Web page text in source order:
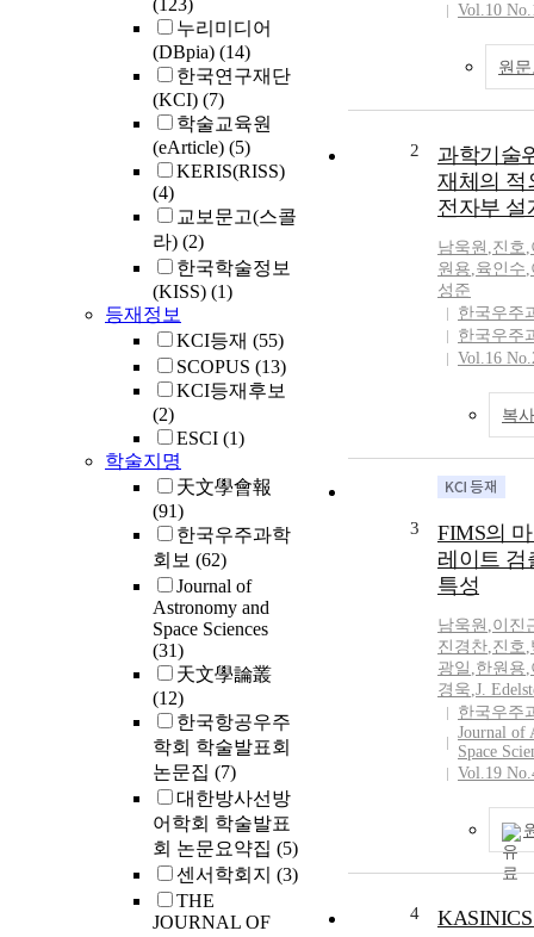
(123)
누리미디어
(DBpia) (14)
한국연구재단
(KCI) (7)
학술교육원
(eArticle) (5)
KERIS(RISS)
(4)
교보문고(스콜
라) (2)
한국학술정보
(KISS) (1)
등재정보
KCI등재 (55)
SCOPUS (13)
KCI등재후보
(2)
ESCI (1)
학술지명
天文學會報
(91)
한국우주과학
회보 (62)
Journal of
Astronomy and
Space Sciences
(31)
天文學論叢
(12)
한국항공우주
학회 학술발표회
논문집 (7)
대한방사선방
어학회 학술발표
회 논문요약집 (5)
센서학회지 (3)
THE
JOURNAL OF
Vol.10
원
2
과학기술
재체의 적
전자부 설
남욱원 ,진호,
원용,육인수,
성준
한국우주
한국우주
Vol.16
복
3
FIMS의
레이트 검
특성
남욱원 ,이진
진경찬,진호,
광일 ,한원용,
경욱,J.
한국우주
Journal of
Space
Vol.19
4